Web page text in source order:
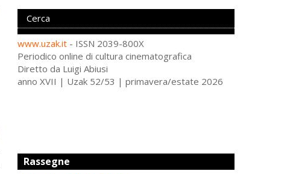
www.uzak.it - ISSN 2039-800X
Periodico online di cultura cinematografica
Diretto da Luigi Abiusi
anno XVII | Uzak 52/53 | primavera/estate 2026
Rassegne